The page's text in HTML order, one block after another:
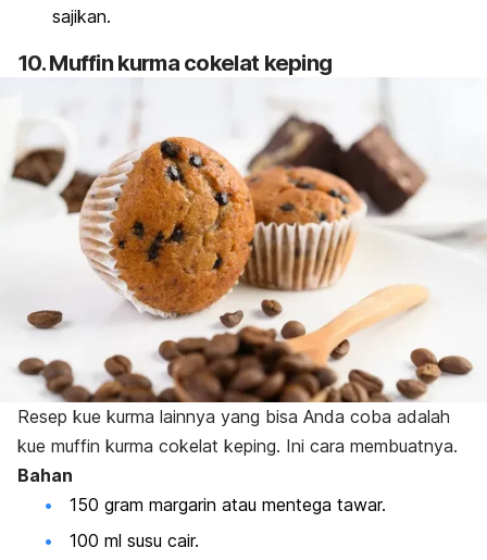
sajikan.
10.Muffin kurma cokelat keping
Resep kue kurma lainnya yang bisa Anda coba adalah
kue muffin kurma cokelat keping. Ini cara membuatnya.
Bahan
150 gram margarin atau mentega tawar.
100 ml susu cair.